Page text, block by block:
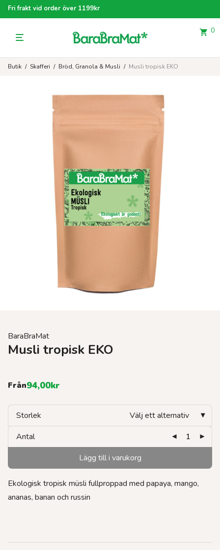
Fri frakt vid order över 1199kr
0
Butik / Skafferi / Bröd, Granola & Musli / Musli tropisk EKO
BaraBraMat
Musli tropisk EKO
Från94,00kr
Storlek
Välj ett alternativ
Antal
Lägg till i varukorg
Ekologisk tropisk müsli fullproppad med papaya, mango,
ananas, banan och russin